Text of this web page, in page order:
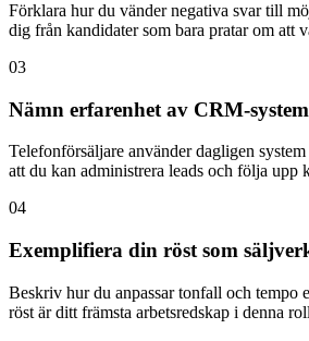
Förklara hur du vänder negativa svar till
dig från kandidater som bara pratar om att
03
Nämn erfarenhet av CRM-system
Telefonförsäljare använder dagligen
att du kan administrera leads och följa upp
04
Exemplifiera din röst som
Beskriv hur du anpassar tonfall och tempo
röst är ditt främsta arbetsredskap i denna